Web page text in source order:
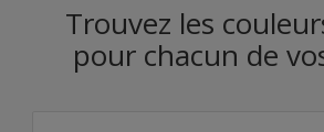
Trouvez les
pour chacun de